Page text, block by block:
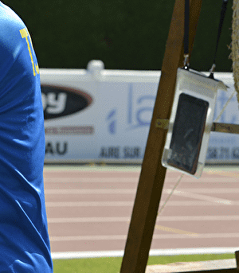
Exporter les lignes sélectionnées
Exporter toutes les colonnes
Exporter uniquement les colonnes affichées
Menu
<
>
Présentation
Partenaires
Ajoutez un logo, un bouton, des réseaux sociaux
Cliquez pour éditer